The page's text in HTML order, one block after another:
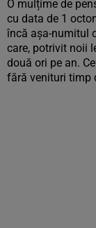
O mulțime de
cu data de 1
încă așa-numitul
care, potrivit noii
două ori pe an.
fără venituri timp